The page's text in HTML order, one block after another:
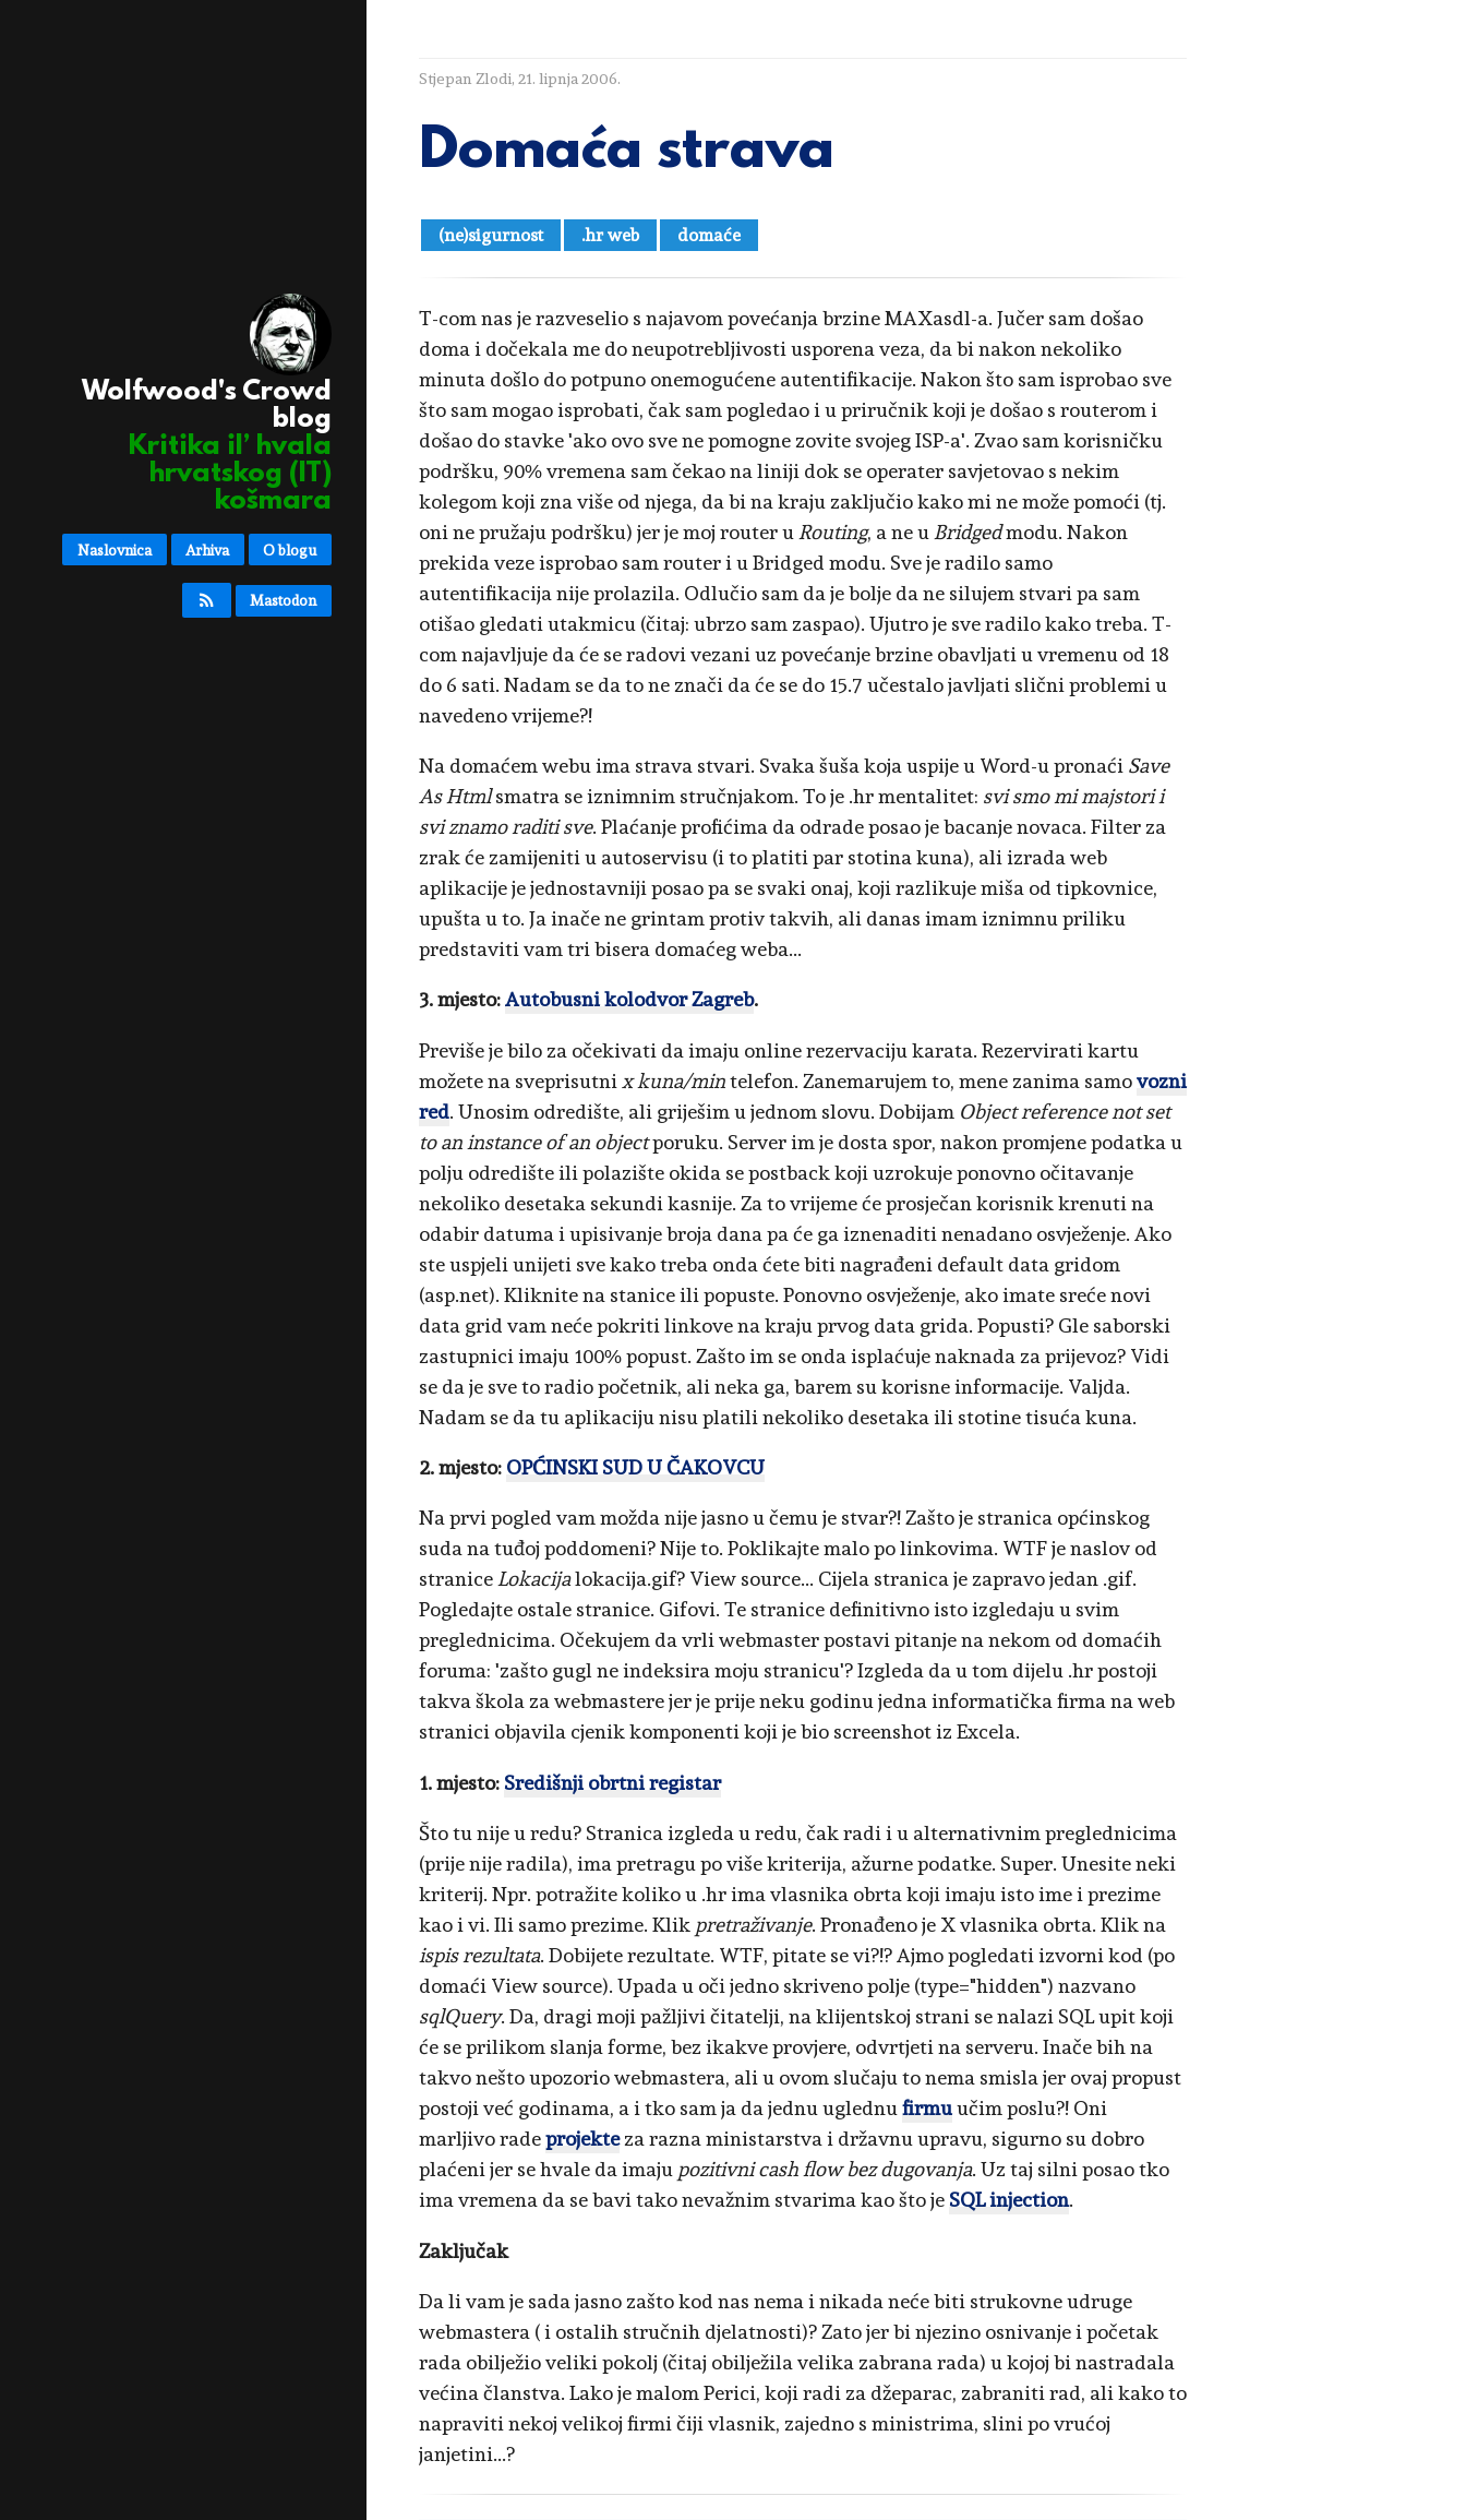
Wolfwood's Crowd
blog
Kritika il’ hvala
hrvatskog (IT)
košmara
Naslovnica Arhiva O blogu
Mastodon
Stjepan Zlodi, 21. lipnja 2006.
Domaća strava
(ne)sigurnost .hr web domaće
T-com nas je razveselio s najavom povećanja brzine MAXasdl-a. Jučer sam došao
doma i dočekala me do neupotrebljivosti usporena veza, da bi nakon nekoliko
minuta došlo do potpuno onemogućene autentifikacije. Nakon što sam isprobao sve
što sam mogao isprobati, čak sam pogledao i u priručnik koji je došao s routerom i
došao do stavke 'ako ovo sve ne pomogne zovite svojeg ISP-a'. Zvao sam korisničku
podršku, 90% vremena sam čekao na liniji dok se operater savjetovao s nekim
kolegom koji zna više od njega, da bi na kraju zaključio kako mi ne može pomoći (tj.
oni ne pružaju podršku) jer je moj router u Routing, a ne u Bridgedmodu. Nakon
prekida veze isprobao sam router i u Bridged modu. Sve je radilo samo
autentifikacija nije prolazila. Odlučio sam da je bolje da ne silujem stvari pa sam
otišao gledati utakmicu (čitaj: ubrzo sam zaspao). Ujutro je sve radilo kako treba. T-
com najavljuje da će se radovi vezani uz povećanje brzine obavljati u vremenu od 18
do 6 sati. Nadam se da to ne znači da će se do 15.7 učestalo javljati slični problemi u
navedeno vrijeme?!
Na domaćem webu ima strava stvari. Svaka šuša koja uspije u Word-u pronaći Save
As Htmlsmatra se iznimnim stručnjakom. To je .hr mentalitet: svi smo mi majstori i
svi znamo raditi sve. Plaćanje profićima da odrade posao je bacanje novaca. Filter za
zrak će zamijeniti u autoservisu (i to platiti par stotina kuna), ali izrada web
aplikacije je jednostavniji posao pa se svaki onaj, koji razlikuje miša od tipkovnice,
upušta u to. Ja inače ne grintam protiv takvih, ali danas imam iznimnu priliku
predstaviti vam tri bisera domaćeg weba...
3. mjesto:Autobusni kolodvor Zagreb.
Previše je bilo za očekivati da imaju online rezervaciju karata. Rezervirati kartu
možete na sveprisutni x kuna/mintelefon. Zanemarujem to, mene zanima samovozni
red. Unosim odredište, ali griješim u jednom slovu. Dobijam Object reference not set
to an instance of an objectporuku. Server im je dosta spor, nakon promjene podatka u
polju odredište ili polazište okida se postback koji uzrokuje ponovno očitavanje
nekoliko desetaka sekundi kasnije. Za to vrijeme će prosječan korisnik krenuti na
odabir datuma i upisivanje broja dana pa će ga iznenaditi nenadano osvježenje. Ako
ste uspjeli unijeti sve kako treba onda ćete biti nagrađeni default data gridom
(asp.net). Kliknite na stanice ili popuste. Ponovno osvježenje, ako imate sreće novi
data grid vam neće pokriti linkove na kraju prvog data grida. Popusti? Gle saborski
zastupnici imaju 100% popust. Zašto im se onda isplaćuje naknada za prijevoz? Vidi
se da je sve to radio početnik, ali neka ga, barem su korisne informacije. Valjda.
Nadam se da tu aplikaciju nisu platili nekoliko desetaka ili stotine tisuća kuna.
2. mjesto: OPĆINSKI SUD U ČAKOVCU
Na prvi pogled vam možda nije jasno u čemu je stvar?! Zašto je stranica općinskog
suda na tuđoj poddomeni? Nije to. Poklikajte malo po linkovima. WTF je naslov od
straniceLokacijalokacija.gif? View source... Cijela stranica je zapravo jedan .gif.
Pogledajte ostale stranice. Gifovi. Te stranice definitivno isto izgledaju u svim
preglednicima. Očekujem da vrli webmaster postavi pitanje na nekom od domaćih
foruma: 'zašto gugl ne indeksira moju stranicu'? Izgleda da u tom dijelu .hr postoji
takva škola za webmastere jer je prije neku godinu jedna informatička firma na web
stranici objavila cjenik komponenti koji je bio screenshot iz Excela.
1. mjesto: Središnji obrtni registar
Što tu nije u redu? Stranica izgleda u redu, čak radi i u alternativnim preglednicima
(prije nije radila), ima pretragu po više kriterija, ažurne podatke. Super. Unesite neki
kriterij. Npr. potražite koliko u .hr ima vlasnika obrta koji imaju isto ime i prezime
kao i vi. Ili samo prezime. Klik pretraživanje. Pronađeno je X vlasnika obrta. Klik na
ispis rezultata. Dobijete rezultate. WTF, pitate se vi?!? Ajmo pogledati izvorni kod (po
domaći View source). Upada u oči jedno skriveno polje (type="hidden") nazvano
sqlQuery. Da, dragi moji pažljivi čitatelji, na klijentskoj strani se nalazi SQL upit koji
će se prilikom slanja forme, bez ikakve provjere, odvrtjeti na serveru. Inače bih na
takvo nešto upozorio webmastera, ali u ovom slučaju to nema smisla jer ovaj propust
postoji već godinama, a i tko sam ja da jednu uglednufirmuučim poslu?! Oni
marljivo radeprojekteza razna ministarstva i državnu upravu, sigurno su dobro
plaćeni jer se hvale da imaju pozitivni cash flow bez dugovanja. Uz taj silni posao tko
ima vremena da se bavi tako nevažnim stvarima kao što je SQL injection.
Zaključak
Da li vam je sada jasno zašto kod nas nema i nikada neće biti strukovne udruge
webmastera ( i ostalih stručnih djelatnosti)? Zato jer bi njezino osnivanje i početak
rada obilježio veliki pokolj (čitaj obilježila velika zabrana rada) u kojoj bi nastradala
većina članstva. Lako je malom Perici, koji radi za džeparac, zabraniti rad, ali kako to
napraviti nekoj velikoj firmi čiji vlasnik, zajedno s ministrima, slini po vrućoj
janjetini...?